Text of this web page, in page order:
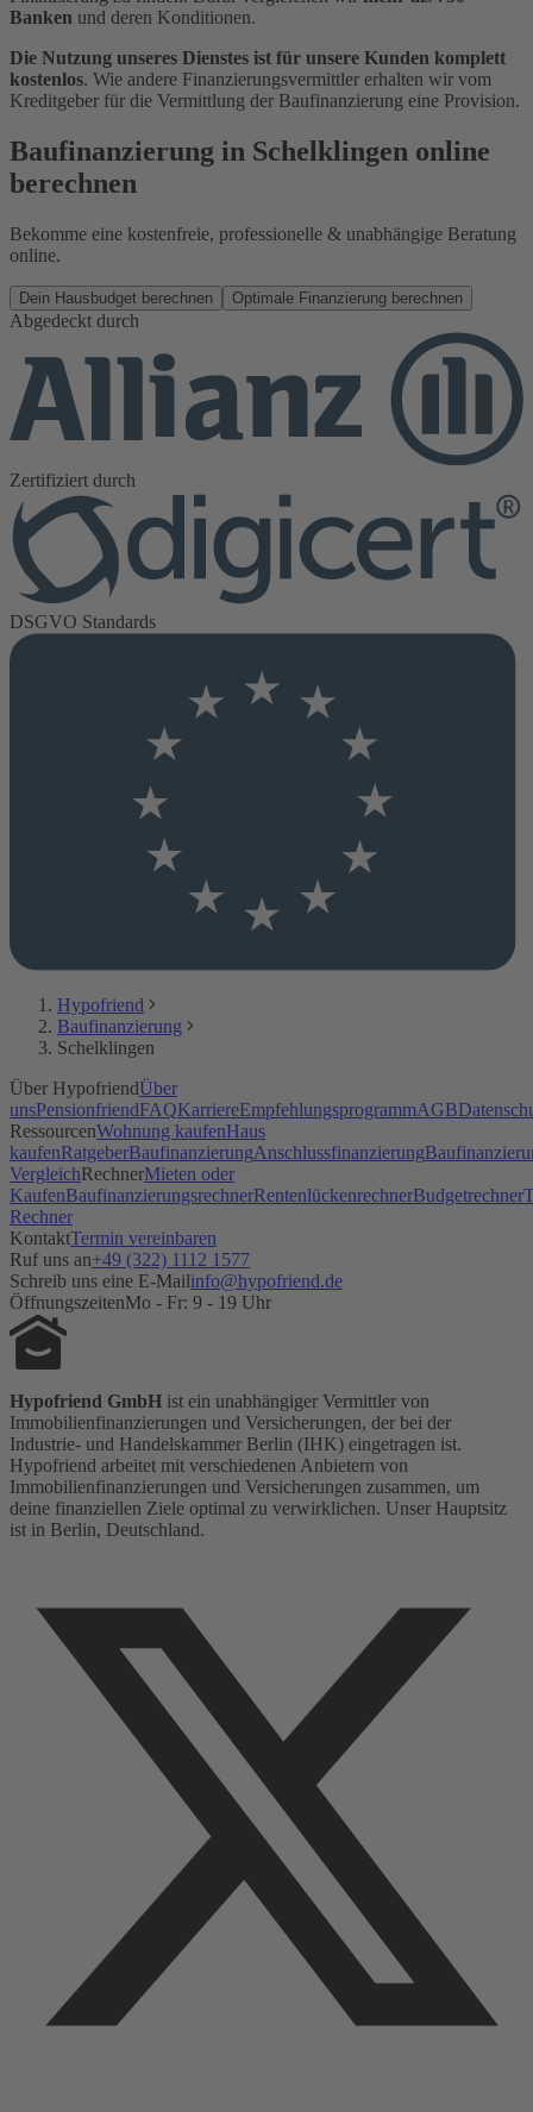
Banken und deren Konditionen.
Die Nutzung unseres Dienstes ist für unsere Kunden komplett
kostenlos. Wie andere Finanzierungsvermittler erhalten wir vom
Kreditgeber für die Vermittlung der Baufinanzierung eine Provision.
Baufinanzierung in Schelklingen online
berechnen
Bekomme eine kostenfreie, professionelle & unabhängige Beratung
online.
Dein Hausbudget berechnen Optimale Finanzierung berechnen
Abgedeckt durch
Zertifiziert durch
DSGVO Standards
Hypofriend
Baufinanzierung
Schelklingen
Über HypofriendÜber
unsPensionfriendFAQKarriereEmpfehlungsprogrammAGB
RessourcenWohnung kaufenHaus
kaufenRatgeberBaufinanzierungAnschlussfinanzierung
VergleichRechnerMieten oder
KaufenBaufinanzierungsrechnerRentenlückenrechnerBudgetrechner
Rechner
KontaktTermin vereinbaren
Ruf uns an+49 (322) 1112 1577
Schreib uns eine E-Mailinfo@hypofriend.de
ÖffnungszeitenMo - Fr: 9 - 19 Uhr
Hypofriend GmbH ist ein unabhängiger Vermittler von
Immobilienfinanzierungen und Versicherungen, der bei der
Industrie- und Handelskammer Berlin (IHK) eingetragen ist.
Hypofriend arbeitet mit verschiedenen Anbietern von
Immobilienfinanzierungen und Versicherungen zusammen, um
deine finanziellen Ziele optimal zu verwirklichen. Unser Hauptsitz
ist in Berlin, Deutschland.